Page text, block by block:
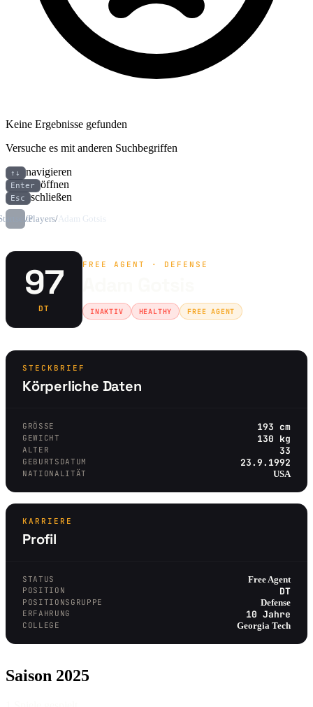
Keine Ergebnisse gefunden
Versuche es mit anderen Suchbegriffen
↑↓ navigieren
Enter öffnen
Esc schließen
/Players/Adam Gotsis
97
DT
FREE AGENT · DEFENSE
INAKTIV HEALTHY FREE AGENT
STECKBRIEF
Körperliche Daten
GRÖSSE 193 cm
GEWICHT 130 kg
ALTER 33
GEBURTSDATUM 23.9.1992
NATIONALITÄT USA
KARRIERE
Profil
STATUS Free Agent
POSITION DT
POSITIONSGRUPPE Defense
ERFAHRUNG 10 Jahre
COLLEGE Georgia Tech
Saison 2025